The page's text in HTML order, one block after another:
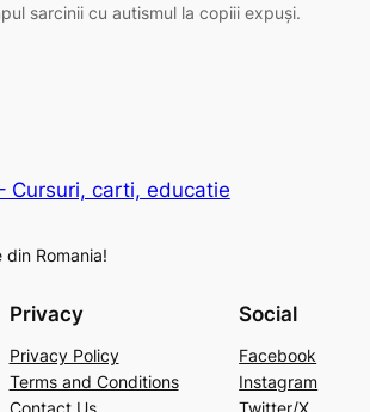
sarcinii cu autismul la copiii expuși.
Cursuri, carti, educatie
din Romania!
Privacy
Privacy Policy
Terms and Conditions
Social
Facebook
Instagram